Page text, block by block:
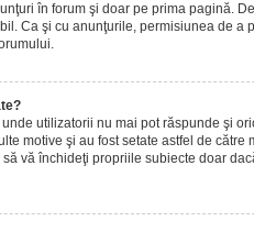
în forum şi doar pe prima pagină.
Ca şi cu anunţurile, permisiunea de a
utilizatorii nu mai pot răspunde şi
motive şi au fost setate astfel de către
vă închideţi propriile subiecte doar